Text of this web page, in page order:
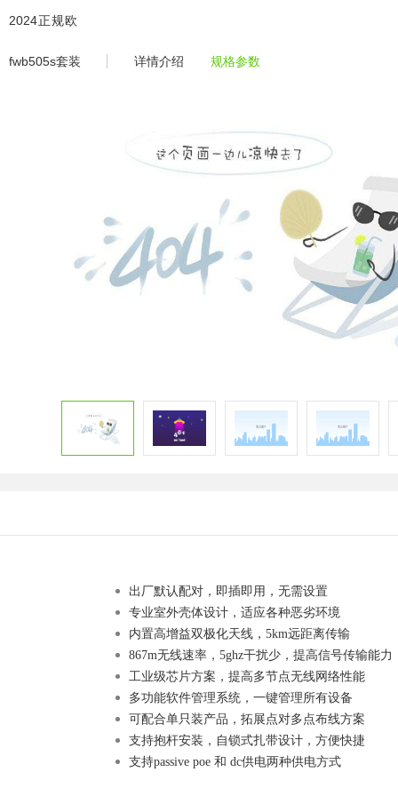
fwb505s套装 -2024正规欧洲杯
2024正规欧
洲杯平
fwb505s套装 详情介绍 规格参数
出厂默认配对，即插即用，无需设置
专业室外壳体设计，适应各种恶劣环境
内置高增益双极化天线， 5km远距离传输
867m无线速率，5ghz干扰少，提高信号传输能力
工业级芯片方案 ，提高多节点无线网络性能
多功能软件管理系统 ，一键管理所有设备
可配合单只装产品，拓展点对多点布线方案
支持抱杆安装，自锁式扎带设计，方便快捷
支持passive poe 和 dc供电两种供电方式